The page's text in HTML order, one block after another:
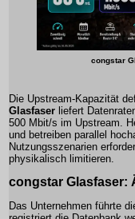
congstar
Die Upstream-Kapazität
Glasfaser liefert
500 Mbit/s im Upstream.
und betreiben parallel
Nutzungsszenarien
physikalisch limitieren.
congstar Glasfaser:
Das Unternehmen führte